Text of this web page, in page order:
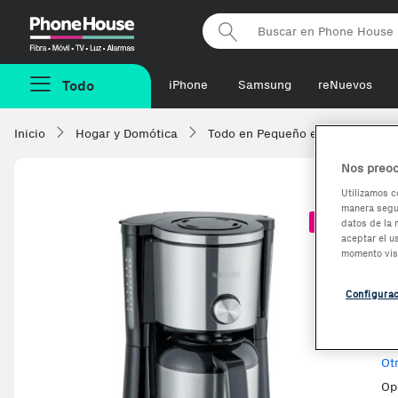
Phonehouse
Todo iPhone Samsung reNuevos
Inicio Hogar y Domótica Todo en Pequeño
-56,16€
Nos
Utilizamos
manera
datos de la
aceptar el
momento